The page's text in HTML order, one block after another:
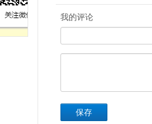
我的评论
保存